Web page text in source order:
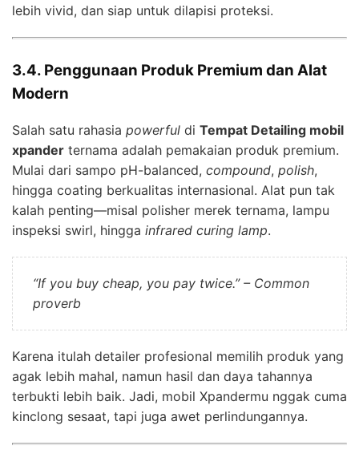
lebih vivid, dan siap untuk dilapisi proteksi.
3.4. Penggunaan Produk Premium dan Alat
Modern
Salah satu rahasia powerful di Tempat Detailing mobil
xpander ternama adalah pemakaian produk premium.
Mulai dari sampo pH-balanced, compound, polish,
hingga coating berkualitas internasional. Alat pun tak
kalah penting—misal polisher merek ternama, lampu
inspeksi swirl, hingga infrared curing lamp.
“If you buy cheap, you pay twice.” – Common
proverb
Karena itulah detailer profesional memilih produk yang
agak lebih mahal, namun hasil dan daya tahannya
terbukti lebih baik. Jadi, mobil Xpandermu nggak cuma
kinclong sesaat, tapi juga awet perlindungannya.